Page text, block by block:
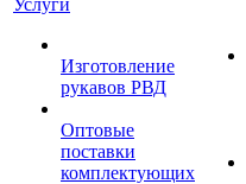
Услуги
Изготовление
рукавов РВД
Оптовые
поставки
комплектующих